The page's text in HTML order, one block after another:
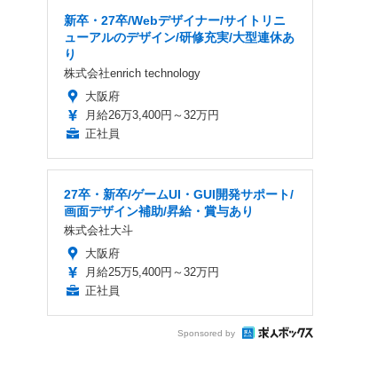
新卒・27卒/Webデザイナー/サイトリニ
ューアルのデザイン/研修充実/大型連休あ
り
株式会社enrich technology
大阪府
月給26万3,400円～32万円
正社員
27卒・新卒/ゲームUI・GUI開発サポート/
画面デザイン補助/昇給・賞与あり
株式会社大斗
大阪府
月給25万5,400円～32万円
正社員
Sponsored by